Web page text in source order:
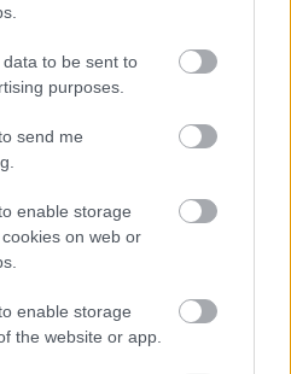
to be sent to
purposes.
send me
enable storage
on web or
enable storage
the website or app.